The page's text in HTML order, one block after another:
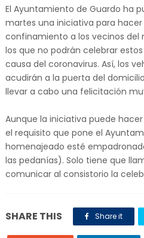
El Ayuntamiento de Guardo ha
martes una iniciativa para
confinamiento a los vecinos
los que no podrán celebrar
causa del coronavirus. Así, los
acudirán a la puerta del
llevar a cabo una felicitación
Aunque la iniciativa puede
el requisito que pone el
homenajeado esté
las pedanías). Solo tiene que
comunicar al consistorio la
SHARE THIS Share it